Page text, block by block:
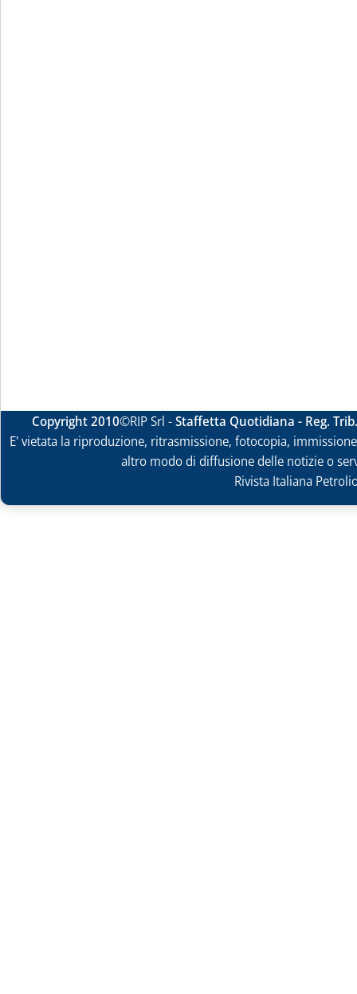
Copyright 2010©RIP Srl -Staffetta Quotidiana - Reg.
E' vietata la riproduzione, ritrasmissione, fotocopia,
altro modo di diffusione delle notizie o
Rivista Italiana